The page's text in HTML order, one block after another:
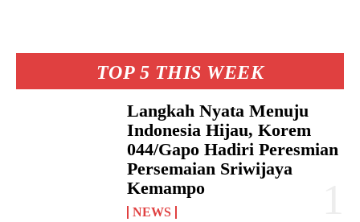
TOP 5 THIS WEEK
Langkah Nyata Menuju
Indonesia Hijau, Korem
044/Gapo Hadiri Peresmian
Persemaian Sriwijaya
Kemampo
NEWS